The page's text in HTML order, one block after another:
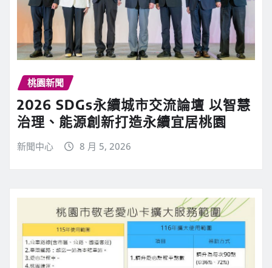
桃園新聞
2026 SDGs永續城市交流論壇 以智慧
治理、能源創新打造永續宜居桃園
新聞中心 8 月 5, 2026